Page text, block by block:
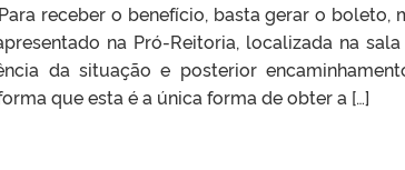
receber o benefício, basta gerar o boleto,
na Pró-Reitoria, localizada na
da situação e posterior
que esta é a única forma de obter a […]